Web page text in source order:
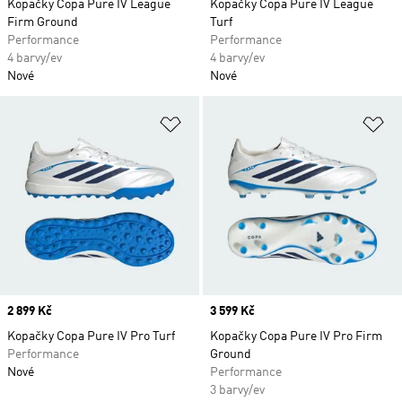
Kopačky Copa Pure IV League
Firm Ground
Performance
4 barvy/ev
Nové
Kopačky Copa Pure IV League
Turf
Performance
4 barvy/ev
Nové
Price
2 899 Kč
Kopačky Copa Pure IV Pro Turf
Performance
Nové
Price
3 599 Kč
Kopačky Copa Pure IV Pro Firm
Ground
Performance
3 barvy/ev